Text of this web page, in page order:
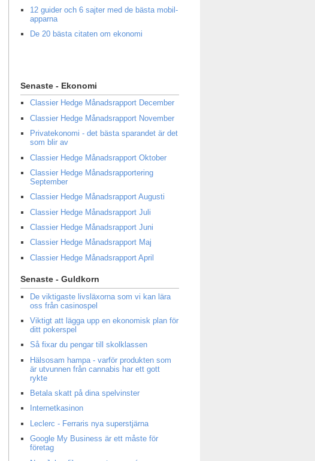
12 guider och 6 sajter med de bästa mobil-
apparna
De 20 bästa citaten om ekonomi
Senaste - Ekonomi
Classier Hedge Månadsrapport December
Classier Hedge Månadsrapport November
Privatekonomi - det bästa sparandet är det
som blir av
Classier Hedge Månadsrapport Oktober
Classier Hedge Månadsrapportering
September
Classier Hedge Månadsrapport Augusti
Classier Hedge Månadsrapport Juli
Classier Hedge Månadsrapport Juni
Classier Hedge Månadsrapport Maj
Classier Hedge Månadsrapport April
Senaste - Guldkorn
De viktigaste livsläxorna som vi kan lära
oss från casinospel
Viktigt att lägga upp en ekonomisk plan för
ditt pokerspel
Så fixar du pengar till skolklassen
Hälsosam hampa - varför produkten som
är utvunnen från cannabis har ett gott
rykte
Betala skatt på dina spelvinster
Internetkasinon
Leclerc - Ferraris nya superstjärna
Google My Business är ett måste för
företag